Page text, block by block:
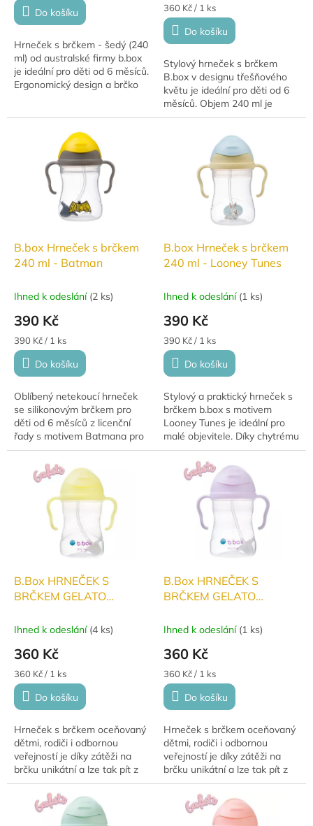
Do košíku
Hrneček s brčkem - šedý (240
ml) od australské firmy b.box
je ideální pro děti od 6 měsíců.
Ergonomický design a brčko
Měrná
cena:
360 Kč / 1 ks
Do košíku
Stylový hrneček s brčkem
B.box v designu třešňového
květu je ideální pro děti od 6
měsíců. Objem 240 ml je
perfektní pro malé ručičky a
jedinečnému brčku....
B.box Hrneček s brčkem
240 ml - Batman
Ihned k odeslání (2 ks)
390 Kč
Měrná
cena:
390 Kč / 1 ks
Do košíku
Oblíbený netekoucí hrneček
se silikonovým brčkem pro
děti od 6 měsíců z licenční
řady s motivem Batmana pro
malé superhrdiny!
B.box Hrneček s brčkem
240 ml - Looney Tunes
Ihned k odeslání (1 ks)
390 Kč
Měrná
cena:
390 Kč / 1 ks
Do košíku
Stylový a praktický hrneček s
brčkem b.box s motivem
Looney Tunes je ideální pro
malé objevitele. Díky chytrému
designu z něj děti snadno pijí,
ať už jsou doma nebo na
cestách.
B.Box HRNEČEK S
BRČKEM GELATO
Ihned k odeslání (4 ks)
360 Kč
Měrná
cena:
360 Kč / 1 ks
Do košíku
Hrneček s brčkem oceňovaný
dětmi, rodiči i odbornou
veřejností je díky zátěži na
brčku unikátní a lze tak pít z
pod jakýmkoli úhlem. Vše děti
si jej určitě...
B.Box HRNEČEK S
BRČKEM GELATO
Ihned k odeslání (1 ks)
360 Kč
Měrná
cena:
360 Kč / 1 ks
Do košíku
Hrneček s brčkem oceňovaný
dětmi, rodiči i odbornou
veřejností je díky zátěži na
brčku unikátní a lze tak pít z
pod jakýmkoli úhlem. Vše děti
si jej určitě...